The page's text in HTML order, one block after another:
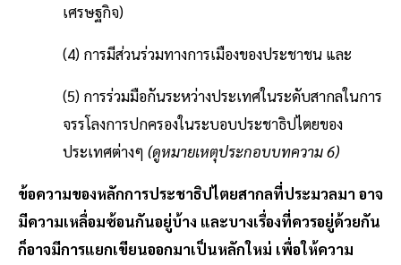
เศรษฐกิจ)
(4) การมีส่วนร่วมทางการเมืองของประชาชน และ
(5) การร่วมมือกันระหว่างประเทศในระดับสากลในการ
จรรโลงการปกครองในระบอบประชาธิปไตยของ
ประเทศต่างๆ (ดูหมายเหตุประกอบบทความ 6)
ข้อความของหลักการประชาธิปไตยสากลที่ประมวลมา อาจ
มีความเหลื่อมซ้อนกันอยู่บ้าง และบางเรื่องที่ควรอยู่ด้วยกัน
ก็อาจมีการแยกเขียนออกมาเป็นหลักใหม่ เพื่อให้ความ